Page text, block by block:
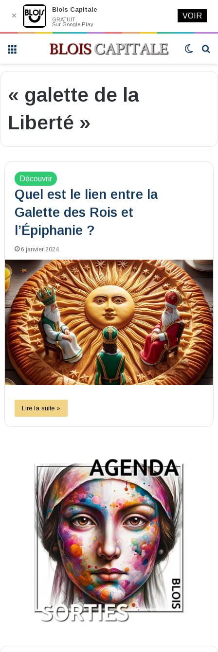
Switch
« galette de la
Liberté »
Découvrir
Quel est le lien entre la
Galette des Rois et
l’Épiphanie ?
6 janvier 2024
Lire la suite »
✕
Blois Capitale
GRATUIT
Sur Google Play
VOIR